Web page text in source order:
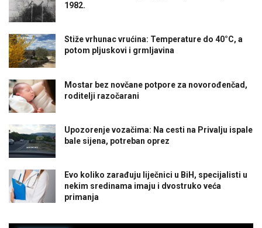
1982.
Stiže vrhunac vrućina: Temperature do 40°C, a
potom pljuskovi i grmljavina
Mostar bez novčane potpore za novorođenčad,
roditelji razočarani
Upozorenje vozačima: Na cesti na Privalju ispale
bale sijena, potreban oprez
Evo koliko zarađuju liječnici u BiH, specijalisti u
nekim sredinama imaju i dvostruko veća
primanja